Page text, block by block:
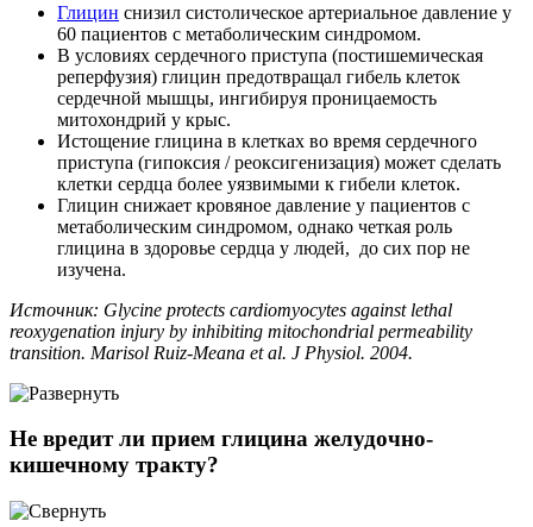
Глицин снизил систолическое артериальное давление у
60 пациентов с метаболическим синдромом.
В условиях сердечного приступа (постишемическая
реперфузия) глицин предотвращал гибель клеток
сердечной мышцы, ингибируя проницаемость
митохондрий у крыс.
Истощение глицина в клетках во время сердечного
приступа (гипоксия / реоксигенизация) может сделать
клетки сердца более уязвимыми к гибели клеток.
Глицин снижает кровяное давление у пациентов с
метаболическим синдромом, однако четкая роль
глицина в здоровье сердца у людей, до сих пор не
изучена.
Источник: Glycine protects cardiomyocytes against lethal
reoxygenation injury by inhibiting mitochondrial permeability
transition. Marisol Ruiz-Meana et al. J Physiol. 2004.
Не вредит ли прием глицина желудочно-
кишечному тракту?